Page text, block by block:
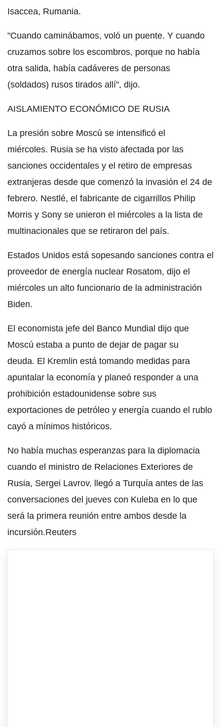
Isaccea, Rumania.
"Cuando caminábamos, voló un puente. Y cuando
cruzamos sobre los escombros, porque no había
otra salida, había cadáveres de personas
(soldados) rusos tirados allí", dijo.
AISLAMIENTO ECONÓMICO DE RUSIA
La presión sobre Moscú se intensificó el
miércoles. Rusia se ha visto afectada por las
sanciones occidentales y el retiro de empresas
extranjeras desde que comenzó la invasión el 24 de
febrero. Nestlé, el fabricante de cigarrillos Philip
Morris y Sony se unieron el miércoles a la lista de
multinacionales que se retiraron del país.
Estados Unidos está sopesando sanciones contra el
proveedor de energía nuclear Rosatom, dijo el
miércoles un alto funcionario de la administración
Biden.
El economista jefe del Banco Mundial dijo que
Moscú estaba a punto de dejar de pagar su
deuda. El Kremlin está tomando medidas para
apuntalar la economía y planeó responder a una
prohibición estadounidense sobre sus
exportaciones de petróleo y energía cuando el rublo
cayó a mínimos históricos.
No había muchas esperanzas para la diplomacia
cuando el ministro de Relaciones Exteriores de
Rusia, Sergei Lavrov, llegó a Turquía antes de las
conversaciones del jueves con Kuleba en lo que
será la primera reunión entre ambos desde la
incursión.Reuters